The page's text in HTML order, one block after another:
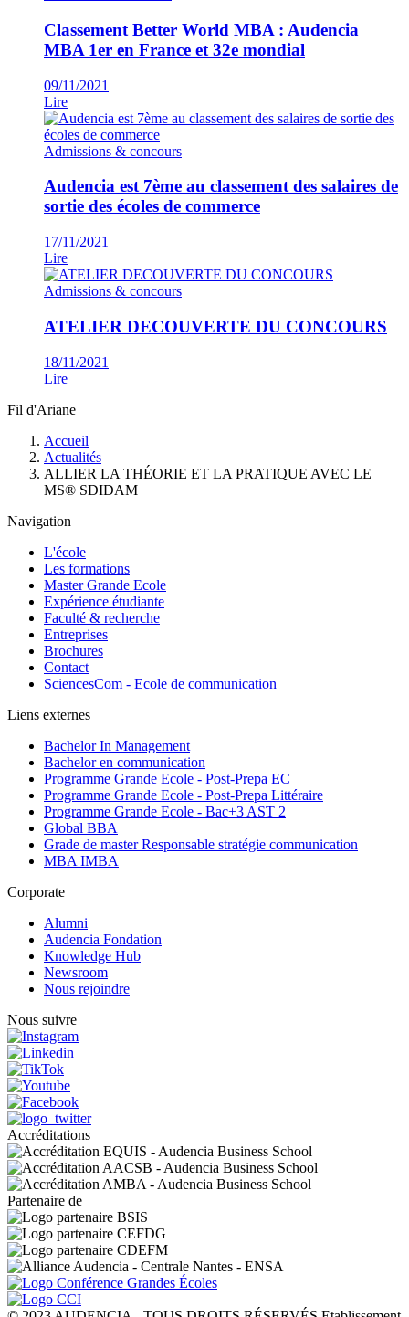
Classement Better World MBA : Audencia
MBA 1er en France et 32e mondial
09/11/2021
Lire
Admissions & concours
Audencia est 7ème au classement des salaires de
sortie des écoles de commerce
17/11/2021
Lire
Admissions & concours
ATELIER DECOUVERTE DU CONCOURS
18/11/2021
Lire
Fil d'Ariane
Accueil
Actualités
ALLIER LA THÉORIE ET LA PRATIQUE AVEC LE
MS® SDIDAM
Navigation
L'école
Les formations
Master Grande Ecole
Expérience étudiante
Faculté & recherche
Entreprises
Brochures
Contact
SciencesCom - Ecole de communication
Liens externes
Bachelor In Management
Bachelor en communication
Programme Grande Ecole - Post-Prepa EC
Programme Grande Ecole - Post-Prepa Littéraire
Programme Grande Ecole - Bac+3 AST 2
Global BBA
Grade de master Responsable stratégie communication
MBA IMBA
Corporate
Alumni
Audencia Fondation
Knowledge Hub
Newsroom
Nous rejoindre
Nous suivre
Accréditations
Partenaire de